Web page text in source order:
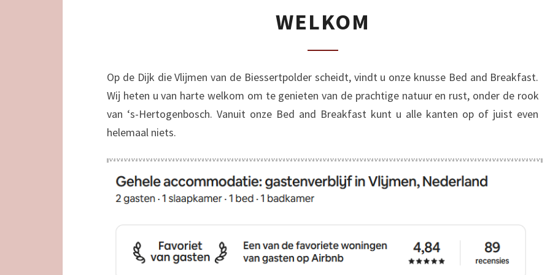
WELKOM
Op de Dijk die Vlijmen van de Biessertpolder scheidt, vindt u onze knusse Bed and Breakfast.
Wij heten u van harte welkom om te genieten van de prachtige natuur en rust, onder de rook
van ‘s-Hertogenbosch. Vanuit onze Bed and Breakfast kunt u alle kanten op of juist even
helemaal niets.